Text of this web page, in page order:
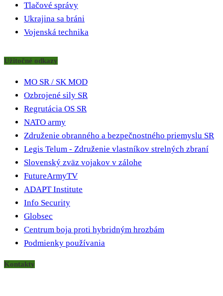
Tlačové správy
Ukrajina sa bráni
Vojenská technika
Užitočné odkazy
MO SR / SK MOD
Ozbrojené sily SR
Regrutácia OS SR
NATO army
Združenie obranného a bezpečnostného priemyslu SR
Legis Telum - Združenie vlastníkov strelných zbraní
Slovenský zväz vojakov v zálohe
FutureArmyTV
ADAPT Institute
Info Security
Globsec
Centrum boja proti hybridným hrozbám
Podmienky používania
Kontakty